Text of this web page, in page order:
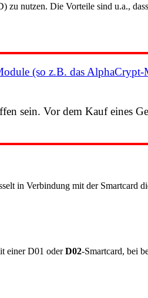
zu nutzen. Die Vorteile sind u.a.,
(so z.B. das
sein. Vor dem Kauf eines
in Verbindung mit der Smartcard
einer D01 oderD02-Smartcard, bei